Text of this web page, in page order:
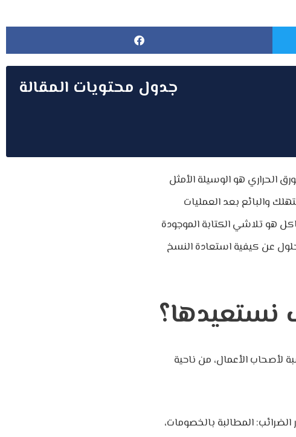
جدول محتويات المقالة
الحراري هو الوسيلة الأمثل
والبائع بعد العمليات
هو تلاشي الكتابة الموجودة
عن كيفية استعادة النسخ
نستعيدها؟
لأصحاب الأعمال، من ناحية
المطالبة بالخصومات،